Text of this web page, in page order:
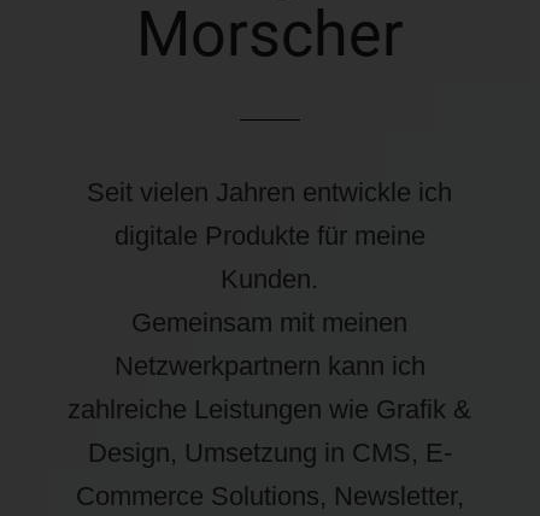
Morscher
Seit vielen Jahren entwickle ich
digitale Produkte für meine
Kunden.
Gemeinsam mit meinen
Netzwerkpartnern kann ich
zahlreiche Leistungen wie Grafik &
Design, Umsetzung in CMS, E-
Commerce Solutions, Newsletter,